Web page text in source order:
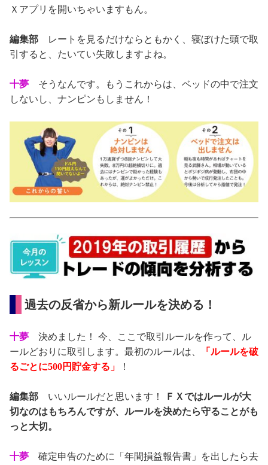
Ｘアプリを開いちゃいますもん。
編集部 レートを見るだけならともかく、寝ぼけた頭で取
引すると、たいてい失敗しますよね。
十夢 そうなんです。もうこれからは、ベッドの中で注文
しないし、ナンピンもしません！
過去の反省から新ルールを決める！
十夢 決めました！ 今、ここで取引ルールを作って、ル
ールどおりに取引します。最初のルールは、
「ルールを破
るごとに500円貯金する」
！
編集部 いいルールだと思います！
ＦＸではルールが大
切なのはもちろんですが、ルールを決めたら守ることがも
っと大切。
十夢 確定申告のために「年間損益報告書」を出したら去